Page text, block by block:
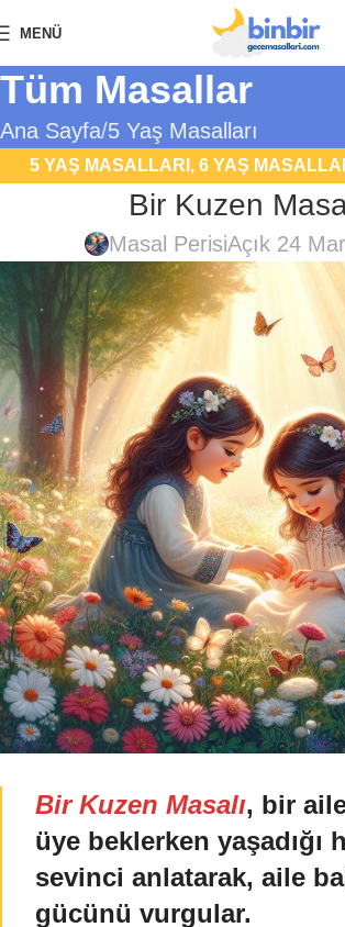
MENÜ
Tüm Masallar
Ana Sayfa 5 Yaş Masalları
5 YAŞ MASALLARI , 6 YAŞ
MASALLAR,UYKU
Bir Kuzen
Masal PerisiAçık 24
Bir Kuzen Masalı, bir
üye beklerken yaşadığı
sevinci anlatarak, aile
gücünü vurgular.